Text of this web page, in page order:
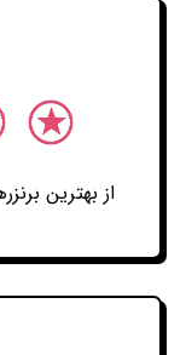
از بهترین